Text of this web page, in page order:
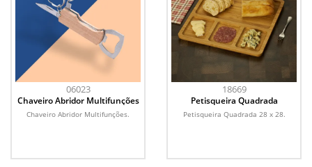
06023
Chaveiro Abridor Multifunções
Chaveiro Abridor Multifunções.
18669
Petisqueira Quadrada
Petisqueira Quadrada 28 x 28.